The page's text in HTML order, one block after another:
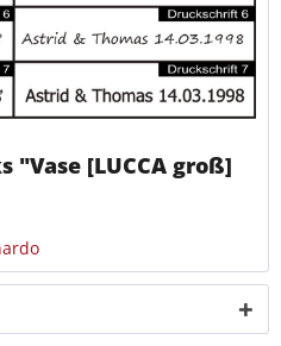
[LUCCA groß]